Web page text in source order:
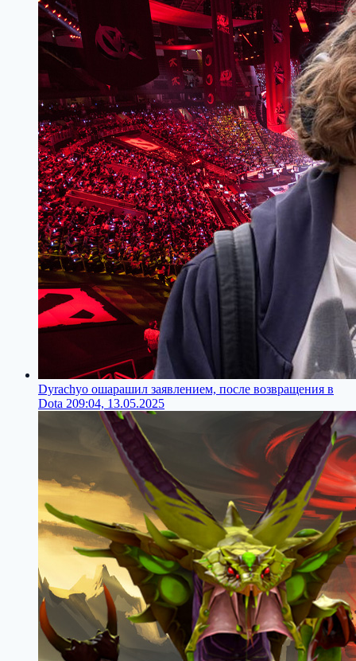
Dyrachyo ошарашил заявлением, после возвращения в
Dota 209:04, 13.05.2025